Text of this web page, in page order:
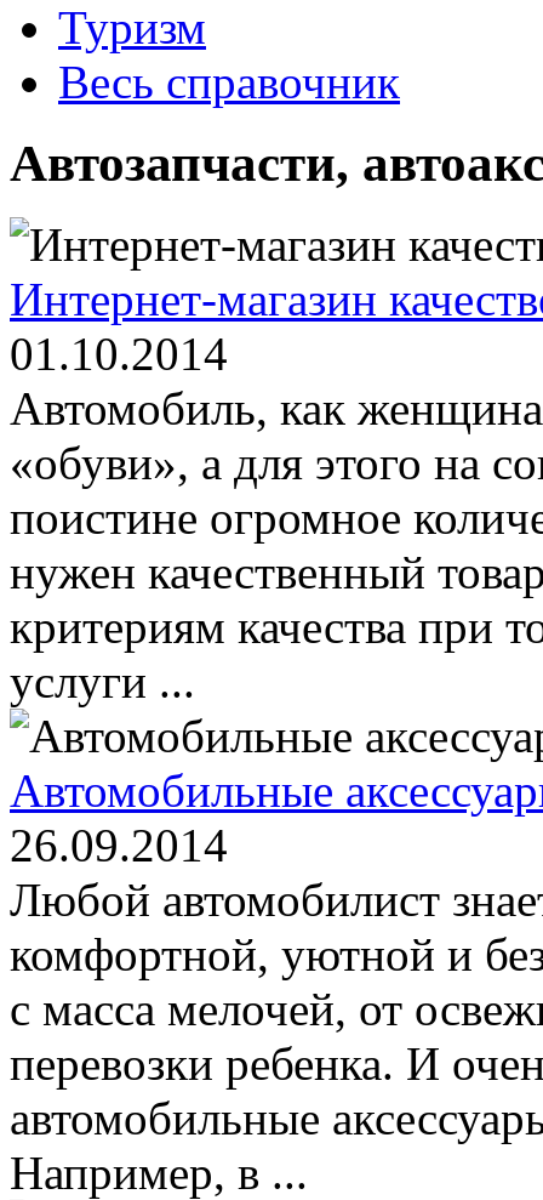
Туризм
Весь справочник
Автозапчасти,
Интернет-магазин
01.10.2014
Автомобиль, как
«обуви», а для этого на
поистине огромное
нужен качественный
критериям качества при
услуги ...
Автомобильные
26.09.2014
Любой автомобилист
комфортной, уютной и
с масса мелочей, от
перевозки ребенка. И
автомобильные
Например, в ...